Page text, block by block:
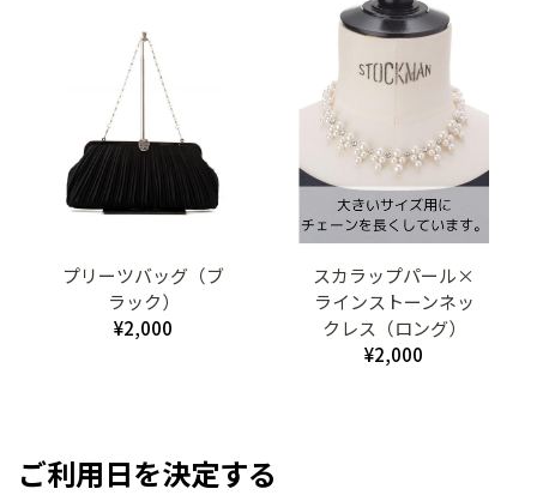
プリーツバッグ（ブ
ラック）
¥2,000
スカラップパール×
ラインストーンネッ
クレス（ロング）
¥2,000
ご利用日を決定する